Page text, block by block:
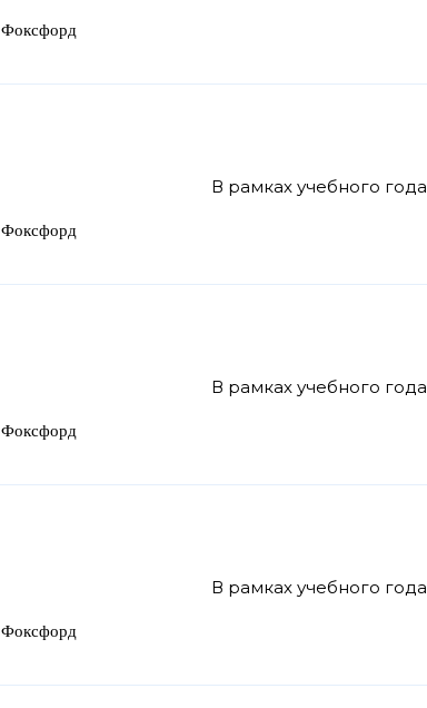
Фоксфорд
Фоксфорд
В рамках учебного года
Фоксфорд
В рамках учебного года
Фоксфорд
В рамках учебного года